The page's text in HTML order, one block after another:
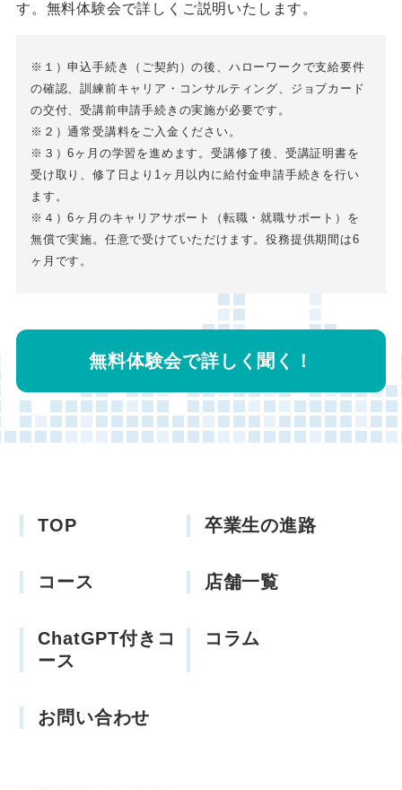
す。無料体験会で詳しくご説明いたします。
※１）申込手続き（ご契約）の後、ハローワークで支給要件
の確認、訓練前キャリア・コンサルティング、ジョブカード
の交付、受講前申請手続きの実施が必要です。
※２）通常受講料をご入金ください。
※３）6ヶ月の学習を進めます。受講修了後、受講証明書を
受け取り、修了日より1ヶ月以内に給付金申請手続きを行い
ます。
※４）6ヶ月のキャリアサポート（転職・就職サポート）を
無償で実施。任意で受けていただけます。役務提供期間は6
ヶ月です。
無料体験会で詳しく聞く！
TOP 卒業生の進路
コース 店舗一覧
ChatGPT付きコ
ース
コラム
お問い合わせ